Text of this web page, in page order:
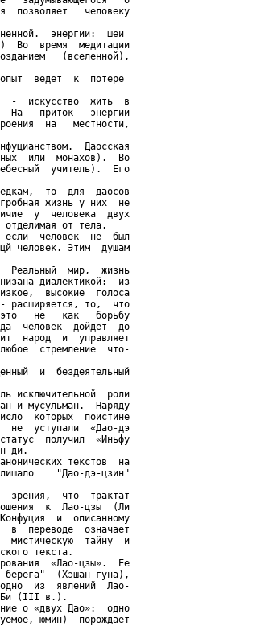
позволяет   человеку
энергии:  шеи
Во  время  медитации
(вселенной),
ведет  к  потере
-  искусство  жить  в
На   приток   энергии
на   местности,
Даосская
или  монахов).  Во
учитель).  Его
то  для  даосов
жизнь у них  не
у  человека  двух
от тела.
если  человек  не  был
человек. Этим  душам
Реальный  мир,  жизнь
диалектикой:  из
высокие  голоса
- расширяется, то,  что
не   как   борьбу
человек  дойдет  до
народ  и  управляет
стремление  что-
и  бездеятельный
исключительной  роли
и мусульман.  Наряду
которых  поистине
не  уступали  «Дао-дэ
получил  «Иньфу
ди.
текстов  на
"Дао-дэ-цзин"
зрения,  что  трактат
к  Лао-цзы  (Ли
и  описанному
в  переводе  означает
мистическую  тайну  и
текста.
«Лао-цзы».  Ее
берега"  (Хэшан-гуна),
одно  из  явлений  Лао-
Би (III в.).
о «двух Дао»:  одно
юмин)  порождает